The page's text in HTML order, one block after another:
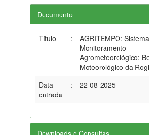
Documento
Título :
AGRITEMPO:
Monitoramento
Agrometeorológico:
Meteorológico da
Data
entrada
: 22-08-2025
Downloads e Consultas